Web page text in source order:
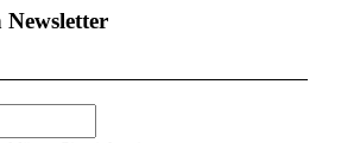
Newsletter